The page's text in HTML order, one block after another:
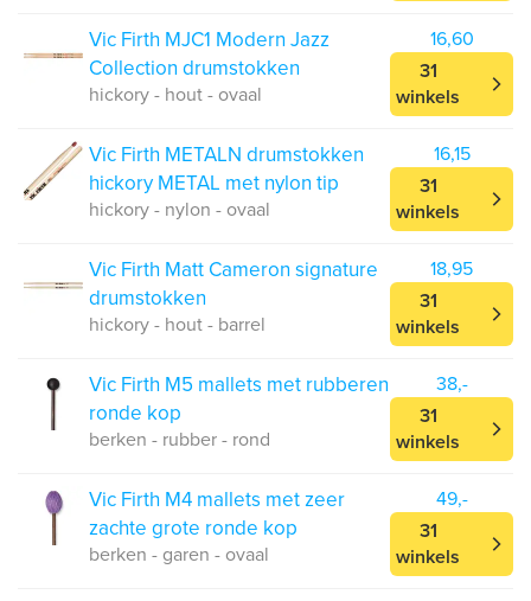
Vic Firth MJC1 Modern Jazz
Collection drumstokken
hickory - hout - ovaal
16,60
31
winkels
Vic Firth METALN drumstokken
hickory METAL met nylon tip
hickory - nylon - ovaal
16,15
31
winkels
Vic Firth Matt Cameron signature
drumstokken
hickory - hout - barrel
18,95
31
winkels
Vic Firth M5 mallets met rubberen
ronde kop
berken - rubber - rond
38,-
31
winkels
Vic Firth M4 mallets met zeer
zachte grote ronde kop
berken - garen - ovaal
49,-
31
winkels